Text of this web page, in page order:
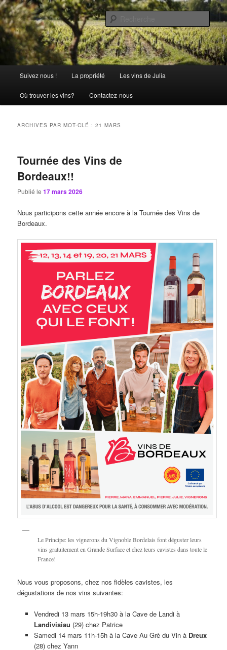
Aller
au
contenu
principal
Aller
au
contenu
secondaireChâteau Julia
La passion comme tradition
principal
Suivez nous ! La propriété Les vins de Julia
Où trouver les vins? Contactez-nous
ARCHIVES PAR MOT-CLÉ :21 MARS
Tournée des Vins de
Bordeaux!!
Publié le17 mars 2026
Nous participons cette année encore à la Tournée des Vins de
Bordeaux.
Le Principe: les vignerons du Vignoble Bordelais font déguster leurs
vins gratuitement en Grande Surface et chez leurs cavistes dans toute le
France!
Nous vous proposons, chez nos fidèles cavistes, les
dégustations de nos vins suivantes:
Vendredi 13 mars 15h-19h30 à la Cave de Landi à
Landivisiau (29) chez Patrice
Samedi 14 mars 11h-15h à la Cave Au Grè du Vin à Dreux
(28) chez Yann